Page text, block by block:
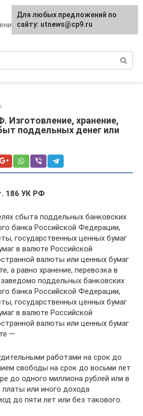
наказания, места
Изготовление, хранение,
поддельных денег или
186 УК РФ
сбыта поддельных банковских
банка Российской Федерации,
государственных ценных бумаг
в валюте Российской
валюты или ценных бумаг
а равно хранение, перевозка в
поддельных банковских
банка Российской Федерации,
государственных ценных бумаг
в валюте Российской
валюты или ценных бумаг
—
работами на срок до
свободы на срок до восьми лет
до одного миллиона рублей или в
или иного дохода
до пяти лет или без такового.
Для любых предложений по
сайту: utnews@cp9.ru